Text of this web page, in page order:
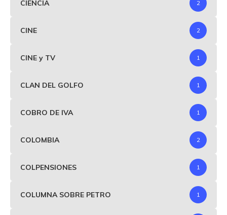
CIENCIA 2
CINE 2
CINE y TV 1
CLAN DEL GOLFO 1
COBRO DE IVA 1
COLOMBIA 2
COLPENSIONES 1
COLUMNA SOBRE PETRO 1